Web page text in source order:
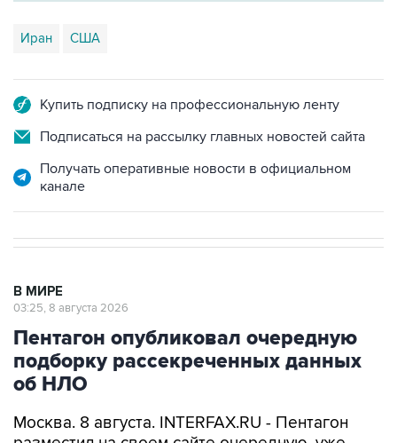
Иран США
Купить подписку на профессиональную ленту
Подписаться на рассылку главных новостей сайта
Получать оперативные новости в официальном
канале
В МИРЕ
03:25, 8 августа 2026
Пентагон опубликовал очередную
подборку рассекреченных данных
об НЛО
Москва. 8 августа. INTERFAX.RU - Пентагон